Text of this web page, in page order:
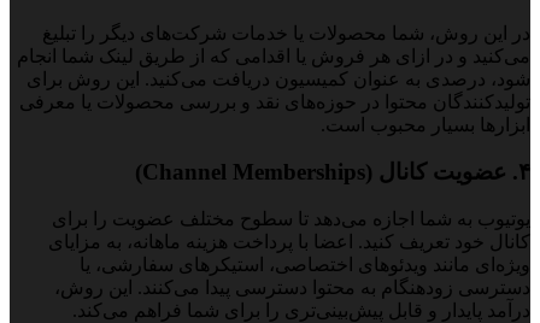
در این روش، شما محصولات یا خدمات شرکت‌های دیگر را تبلیغ
می‌کنید و در ازای هر فروش یا اقدامی که از طریق لینک شما انجام
شود، درصدی به عنوان کمیسیون دریافت می‌کنید. این روش برای
تولیدکنندگان محتوا در حوزه‌های نقد و بررسی محصولات یا معرفی
ابزارها بسیار محبوب است.
۴. عضویت کانال (Channel Memberships)
یوتیوب به شما اجازه می‌دهد تا سطوح مختلف عضویت را برای
کانال خود تعریف کنید. اعضا با پرداخت هزینه ماهانه، به مزایای
ویژه‌ای مانند ویدئوهای اختصاصی، استیکرهای سفارشی، یا
دسترسی زودهنگام به محتوا دسترسی پیدا می‌کنند. این روش،
درآمد پایدار و قابل پیش‌بینی‌تری را برای شما فراهم می‌کند.